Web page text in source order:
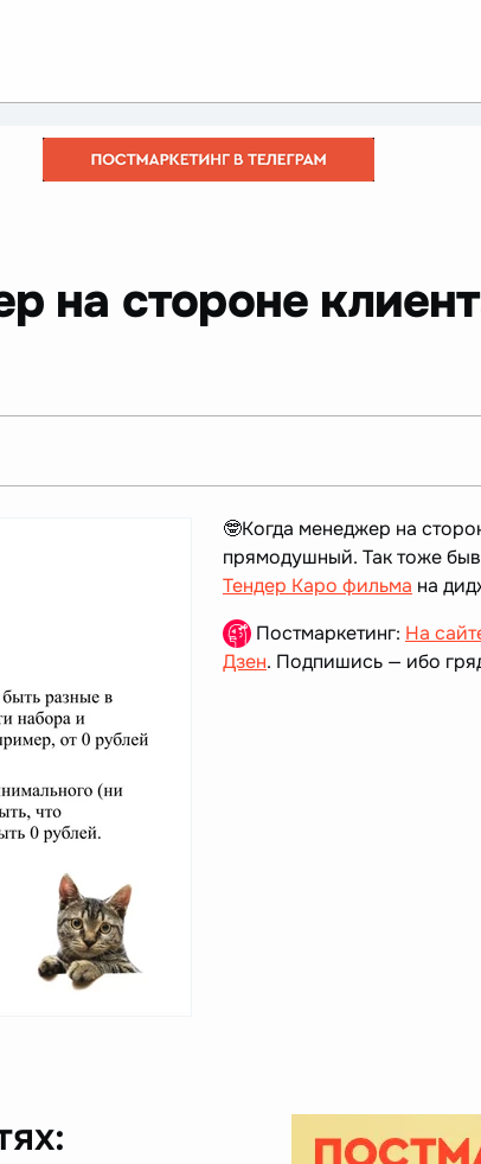
на стороне
🤓Когда менеджер на
прямодушный. Так тоже
Тендер Каро фильма на
Постмаркетинг: На
Дзен. Подпишись — ибо